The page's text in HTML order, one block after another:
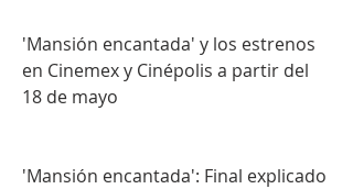
'Mansión encantada' y los estrenos
en Cinemex y Cinépolis a partir del
18 de mayo
'Mansión encantada': Final explicado